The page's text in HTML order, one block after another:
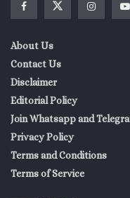
About Us
Contact Us
Disclaimer
Editorial Policy
Join Whatsapp and
Privacy Policy
Terms and Conditions
Terms of Service